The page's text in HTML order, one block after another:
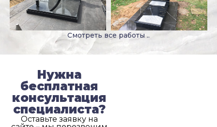
Смотреть все работы ..
Нужна
бесплатная
консультация
специалиста?
Оставьте заявку на